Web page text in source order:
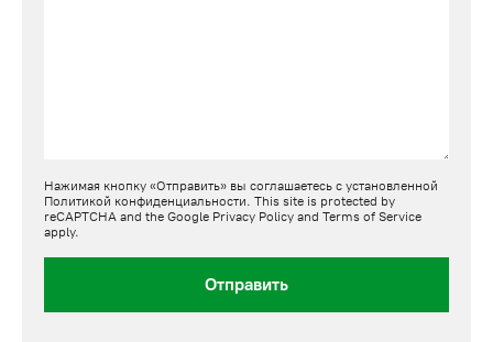
Нажимая кнопку «Отправить» вы соглашаетесь с установленной
Политикой конфиденциальности. This site is protected by
reCAPTCHA and the Google Privacy Policy and Terms of Service
apply.
Отправить